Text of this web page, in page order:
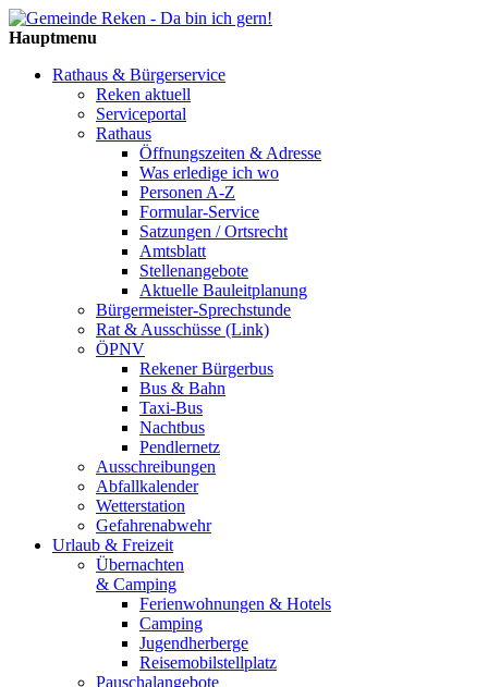
Hauptmenu
Rathaus & Bürgerservice
Reken aktuell
Serviceportal
Rathaus
Öffnungszeiten & Adresse
Was erledige ich wo
Personen A-Z
Formular-Service
Satzungen / Ortsrecht
Amtsblatt
Stellenangebote
Aktuelle Bauleitplanung
Bürgermeister-Sprechstunde
Rat & Ausschüsse (Link)
ÖPNV
Rekener Bürgerbus
Bus & Bahn
Taxi-Bus
Nachtbus
Pendlernetz
Ausschreibungen
Abfallkalender
Wetterstation
Gefahrenabwehr
Urlaub & Freizeit
Übernachten
& Camping
Ferienwohnungen & Hotels
Camping
Jugendherberge
Reisemobilstellplatz
Pauschalangebote